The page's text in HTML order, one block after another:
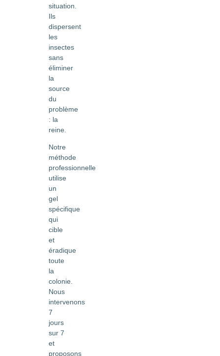
situation.
Ils
dispersent
les
insectes
sans
éliminer
la
source
du
problème
: la
reine.
Notre
méthode
professionnelle
utilise
un
gel
spécifique
qui
cible
et
éradique
toute
la
colonie.
Nous
intervenons
7
jours
sur 7
et
proposons